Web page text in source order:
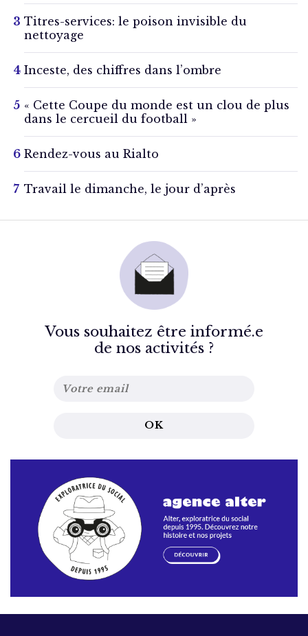
Titres-services: le poison invisible du
nettoyage
Inceste, des chiffres dans l’ombre
« Cette Coupe du monde est un clou de plus
dans le cercueil du football »
Rendez-vous au Rialto
Travail le dimanche, le jour d’après
Vous souhaitez être informé.e
de nos activités ?